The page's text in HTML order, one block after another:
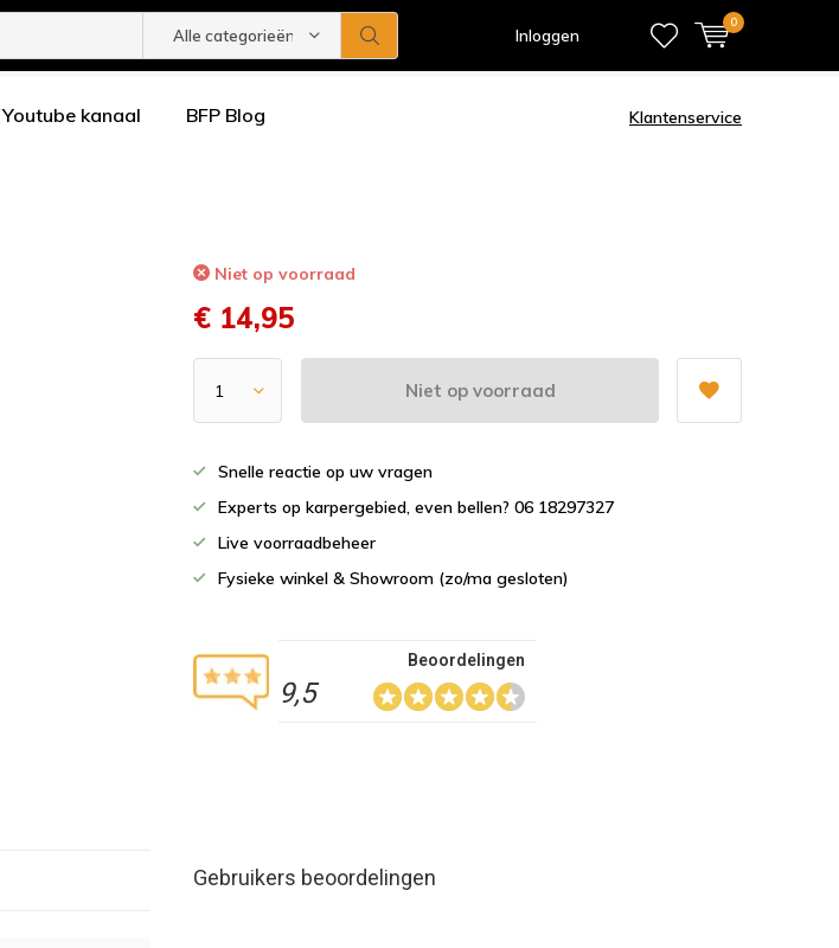
Alle categorieën Inloggen
0
kanaal BFP Blog Klantenservice
Niet op voorraad
€ 14,95
Niet op voorraad
Snelle reactie op uw vragen
Experts op karpergebied, even bellen? 06 18297327
Live voorraadbeheer
Fysieke winkel & Showroom (zo/ma gesloten)
9,5
Beoordelingen
Gebruikers beoordelingen